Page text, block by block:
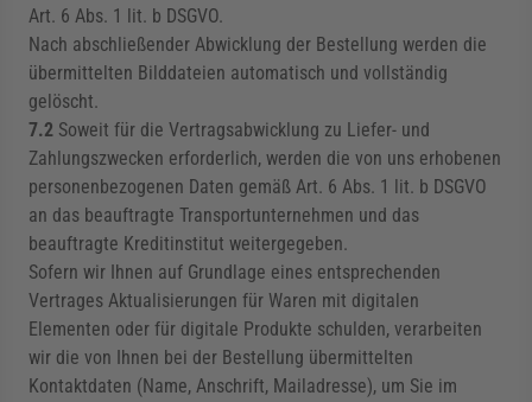
Art. 6 Abs. 1 lit. b DSGVO.
Nach abschließender Abwicklung der Bestellung werden die
übermittelten Bilddateien automatisch und vollständig
gelöscht.
7.2 Soweit für die Vertragsabwicklung zu Liefer- und
Zahlungszwecken erforderlich, werden die von uns erhobenen
personenbezogenen Daten gemäß Art. 6 Abs. 1 lit. b DSGVO
an das beauftragte Transportunternehmen und das
beauftragte Kreditinstitut weitergegeben.
Sofern wir Ihnen auf Grundlage eines entsprechenden
Vertrages Aktualisierungen für Waren mit digitalen
Elementen oder für digitale Produkte schulden, verarbeiten
wir die von Ihnen bei der Bestellung übermittelten
Kontaktdaten (Name, Anschrift, Mailadresse), um Sie im